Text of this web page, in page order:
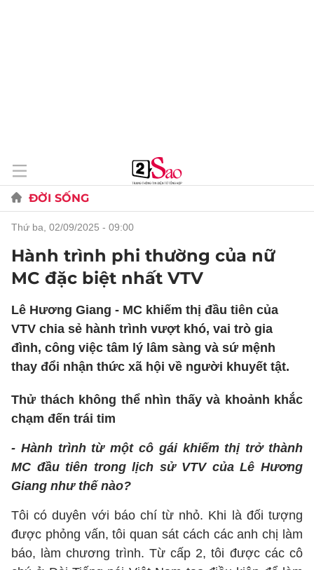
ĐỜI SỐNG
thứ ba, 02/09/2025 - 09:00
Hành trình phi thường của nữ
MC đặc biệt nhất VTV
Lê Hương Giang - MC khiếm thị đầu tiên của
VTV chia sẻ hành trình vượt khó, vai trò gia
đình, công việc tâm lý lâm sàng và sứ mệnh
thay đổi nhận thức xã hội về người khuyết tật.
Thử thách không thể nhìn thấy và khoảnh khắc
chạm đến trái tim
- Hành trình từ một cô gái khiếm thị trở thành
MC đầu tiên trong lịch sử VTV củaLê Hương
Giang như thế nào?
Tôi có duyên với báo chí từ nhỏ. Khi là đối tượng
được phỏng vấn, tôi quan sát cách các anh chị làm
báo, làm chương trình. Từ cấp 2, tôi được các cô